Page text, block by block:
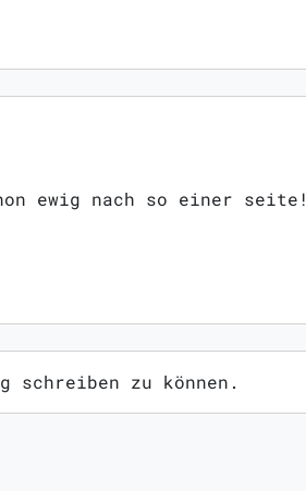
ewig nach so einer seite!
schreiben zu können.